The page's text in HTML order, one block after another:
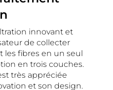
innovant et
de collecter
les fibres en un seul
en trois couches.
très appréciée
et son design.